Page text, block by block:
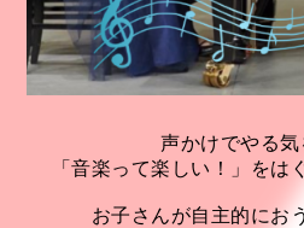
声かけでやる気
「音楽って楽しい！」をは
お子さんが自主的にお